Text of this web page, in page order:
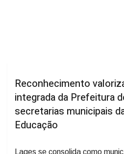
integrada da Prefeitura
secretarias municipais
Educação
internacionalmente pela